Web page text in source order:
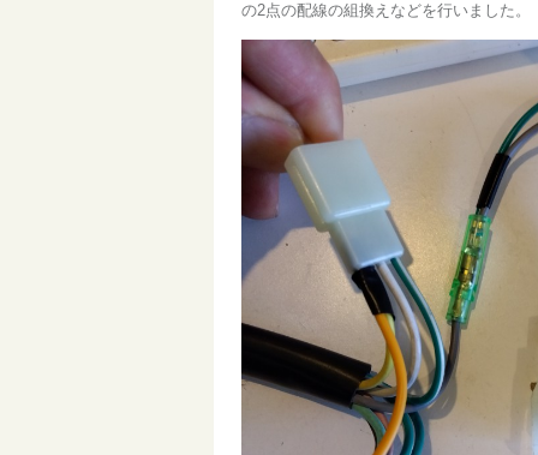
の2点の配線の組換えなどを行いました